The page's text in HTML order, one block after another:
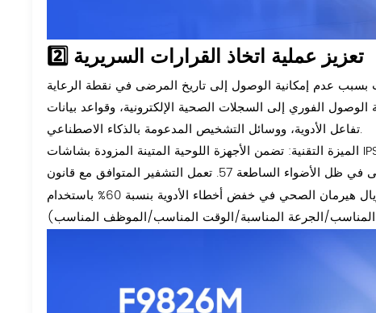
2️⃣ تعزيز عملية اتخاذ القرارات السريرية
الفوري إلى السجلات الصحية الإلكترونية، وقواعد بيانات
تفاعل الأدوية، ووسائل التشخيص المدعومة بالذكاء الاصطناعي.
الميزة التقنية: تضمن الأجهزة اللوحية المتينة المزودة بشاشات IPS الطبية (سطوع 1000 شمعة) إمكانية القراءة أثناء الجولات بجانب